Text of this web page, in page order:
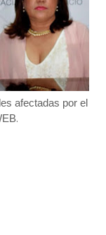
afectadas por el
.